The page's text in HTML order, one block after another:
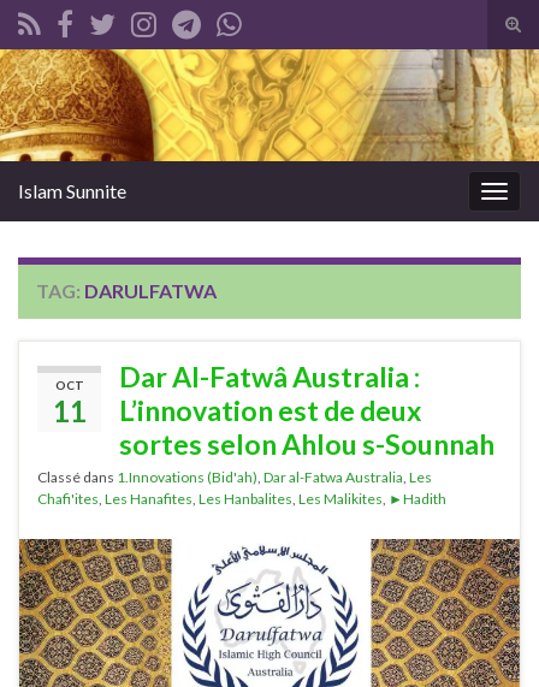
Search for:
Islam Sunnite
TAG: DARULFATWA
OCT
11
Dar Al-Fatwâ Australia :
L’innovation est de deux
sortes selon Ahlou s-Sounnah
Classé dans 1.Innovations (Bid'ah) Dar al-Fatwa Australia Les
Chafi'ites Les Hanafites Les Hanbalites Les Malikites ►Hadith